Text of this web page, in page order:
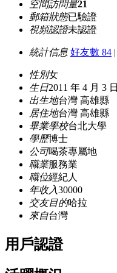
空間訪問量21
郵箱狀態已驗證
視頻認證未認證
統計信息 好友數 84 |
性別女
生日2011 年 4 月 3 日
出生地台灣 高雄縣
居住地台灣 高雄縣
畢業學校台北大學
學歷博士
公司喝茶專屬地
職業服務業
職位經紀人
年收入30000
交友目的哈拉
來自台灣
用戶認證